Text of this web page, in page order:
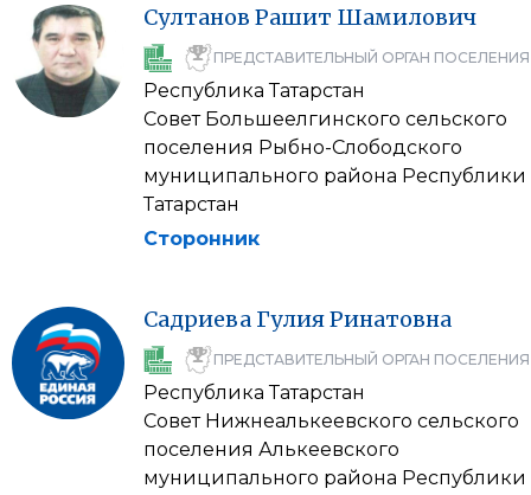
Султанов Рашит Шамилович
ПРЕДСТАВИТЕЛЬНЫЙ ОРГАН ПОСЕЛЕНИЯ
Республика Татарстан
Совет Большеелгинского сельского
поселения Рыбно-Слободского
муниципального района Республики
Татарстан
Сторонник
Садриева ГулияРинатовна
ПРЕДСТАВИТЕЛЬНЫЙ ОРГАН ПОСЕЛЕНИЯ
Республика Татарстан
Совет Нижнеалькеевского сельского
поселения Алькеевского
муниципального района Республики